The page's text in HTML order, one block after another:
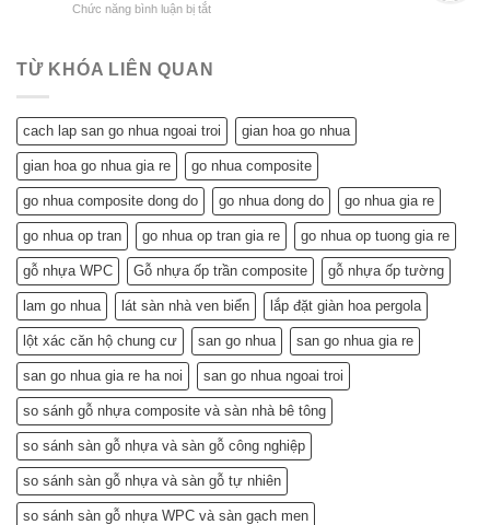
Nhựa
So
Tiết
Trần
Lại
Nhà
Tuổi
Về
Không
Chỉ
Tiết
Kiệm
Mà
Còn…
An
Tâm
Sống
Khỏe
Chức năng bình luận bị tắtở
Tiết
Tuổi
Về
Hưu:
Đẹp
Nhà,
Khỏe
Túi
Tiền
–
Bí
Quyết
Chọn
và
Lắp
Đặt
(Gợi
ý
từ
chuyên
gia)
TỪ KHÓA LIÊN QUAN
cach lap san go nhua ngoai troi gian hoa go nhua
gian hoa go nhua gia re go nhua composite
go nhua composite dong do go nhua dong do go nhua gia re
go nhua op tran go nhua op tran gia re go nhua op tuong gia re
gỗ nhựa WPC Gỗ nhựa ốp trần composite gỗ nhựa ốp tường
lam go nhua lát sàn nhà ven biển lắp đặt giàn hoa pergola
lột xác căn hộ chung cư san go nhua san go nhua gia re
san go nhua gia re ha noi san go nhua ngoai troi
so sánh gỗ nhựa composite và sàn nhà bê tông
so sánh sàn gỗ nhựa và sàn gỗ công nghiệp
so sánh sàn gỗ nhựa và sàn gỗ tự nhiên
so sánh sàn gỗ nhựa WPC và sàn gạch men